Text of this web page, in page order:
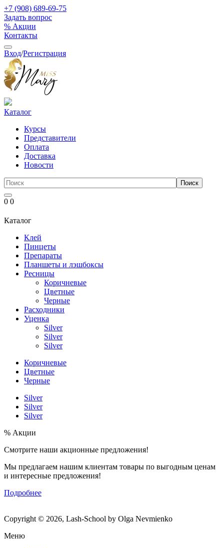
+7 (908) 689-69-75
Задать вопрос
% Акции
Контакты
Вход/Регистрация
Каталог
Курсы
Представители
Оплата
Доставка
Новости
0 0
Каталог
Клей
Пинцеты
Препараты
Планшеты и лэшбоксы
Ресницы
Коричневые
Цветные
Черные
Расходники
Уценка
Silver
Silver
Silver
Коричневые
Цветные
Черные
Silver
Silver
Silver
% Акции
Смотрите наши акционные предложения!
Мы предлагаем нашим клиентам товары по выгодным ценам
и интересные предложения!
Подробнее
Copyright © 2026, Lash-School by Olga Nevmienko
Меню